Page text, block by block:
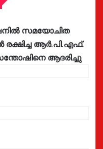
സമയോചിത
രക്ഷിച്ച ആർ.പി.എഫ്.
ആദരിച്ചു